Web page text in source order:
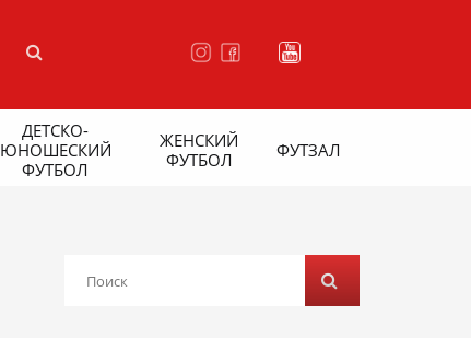
ДЕТСКО-
ЮНОШЕСКИЙ
ФУТБОЛ
ЖЕНСКИЙ
ФУТБОЛ
ФУТЗАЛ